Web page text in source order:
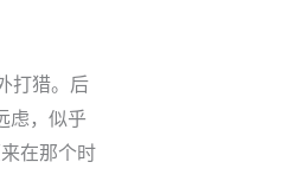
打猎。后
虑，似乎
在那个时